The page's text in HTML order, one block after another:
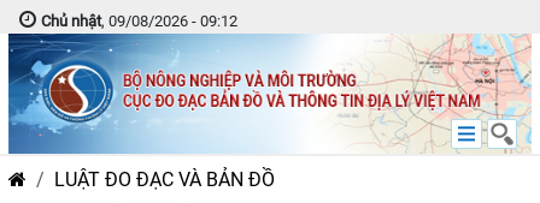
Chủ nhật, 09/08/2026 - 09:12
LUẬT ĐO ĐẠC VÀ BẢN ĐỒ